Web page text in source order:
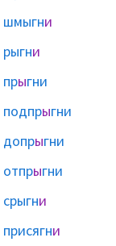
шмыгни
рыгни
прыгни
подпрыгни
допрыгни
отпрыгни
срыгни
присягни